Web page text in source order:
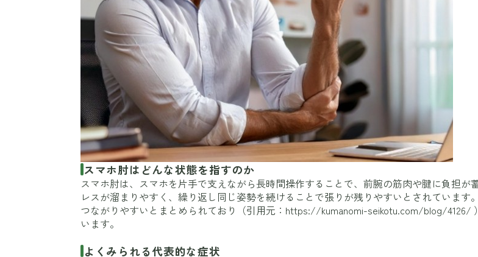
スマホ肘はどんな状態を指すのか
スマホ肘は、スマホを片手で支えながら長時間操作することで、前腕の筋肉や腱に負担
レスが溜まりやすく、繰り返し同じ姿勢を続けることで張りが残りやすいとされていま
つながりやすいとまとめられており（引用元： https://kumanomi-seikotu.com/blog/4126/
います。
よくみられる代表的な症状